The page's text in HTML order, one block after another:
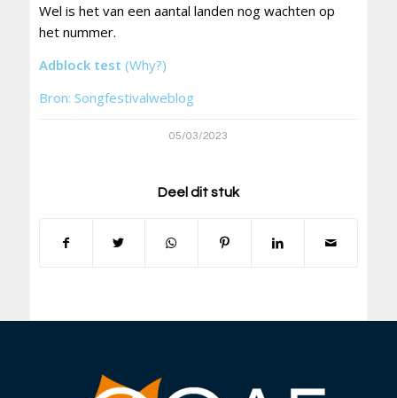
Wel is het van een aantal landen nog wachten op
het nummer.
Adblock test (Why?)
Bron: Songfestivalweblog
05/03/2023
Deel dit stuk